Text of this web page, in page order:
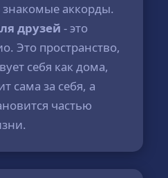
знакомые аккорды.
друзей - это
Это пространство,
себя как дома,
сама за себя, а
частью